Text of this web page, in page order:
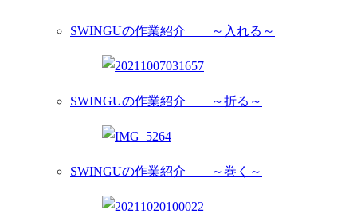
SWINGUの作業紹介 ～入れる～
SWINGUの作業紹介 ～折る～
SWINGUの作業紹介 ～巻く～